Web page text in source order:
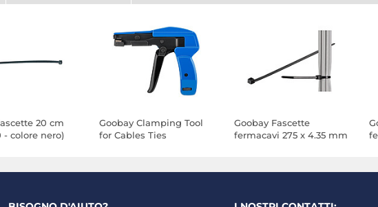
20 cm
- colore nero)
Goobay Clamping Tool
for Cables Ties
Goobay Fascette
fermacavi 275 x 4.35 mm